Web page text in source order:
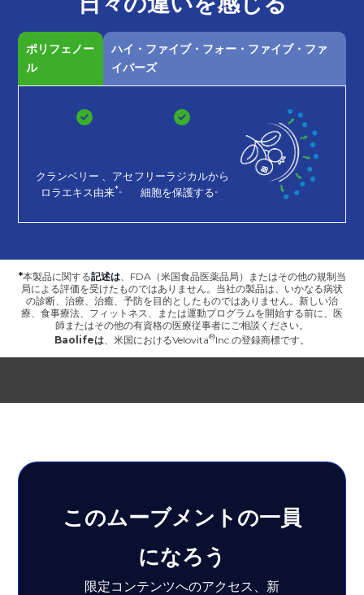
ポリフェノー
ル
ハイ・ファイブ・フォー・ファイブ・ファ
イバーズ
クランベリー 、アセ
ロラエキス由来*。
フリーラジカルから
細胞を保護する。
*本製品に関する記述は、FDA（米国食品医薬品局）またはその他の規制当
局による評価を受けたものではありません。当社の製品は、いかなる病状
の診断、治療、治癒、予防を目的としたものではありません。新しい治
療、食事療法、フィットネス、または運動プログラムを開始する前に、医
師またはその他の有資格の医療従事者にご相談ください。
Baolifeは、 米国におけるVelovita Inc.の登録商標です。
このムーブメントの一員
になろう
限定コンテンツへのアクセス、新